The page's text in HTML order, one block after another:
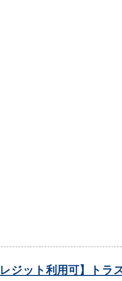
レジット利用可】ト